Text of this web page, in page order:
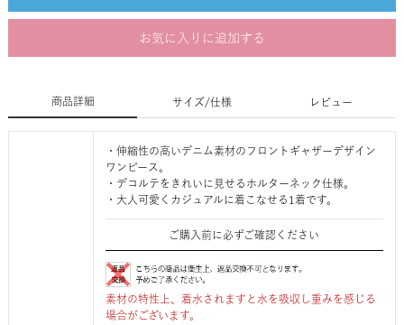
お気に入りに追加する
商品詳細 サイズ/仕様 レビュー
・伸縮性の高いデニム素材のフロントギャザーデザイン
ワンピース。
・デコルテをきれいに見せるホルターネック仕様。
・大人可愛くカジュアルに着こなせる1着です。
ご購入前に必ずご確認ください
素材の特性上、着水されますと水を吸収し重みを感じる
場合がございます。